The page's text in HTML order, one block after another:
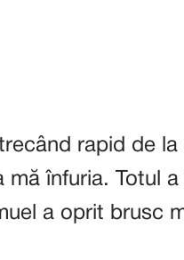
rapid de
mă înfuria. Totul
a oprit brusc